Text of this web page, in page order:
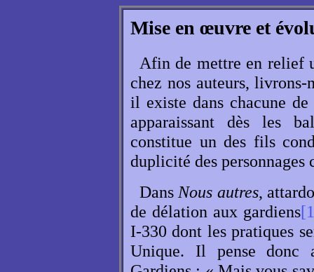
Mise en œuvre et
Afin de mettre en relief
chez nos auteurs,
il existe dans chacune
apparaissant dès les
constitue un des fils
duplicité des personnages
Dans Nous autres,
de délation aux gardiens
I-330 dont les pratiques
Unique. Il pense donc